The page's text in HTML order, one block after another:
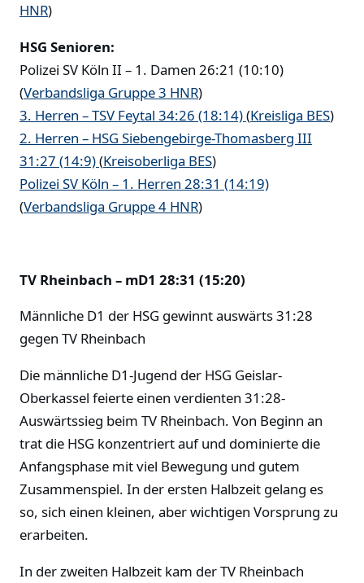
HNR)
HSG Senioren:
Polizei SV Köln II – 1. Damen 26:21 (10:10)
(Verbandsliga Gruppe 3 HNR)
3. Herren – TSV Feytal 34:26 (18:14)(Kreisliga BES)
2. Herren – HSG Siebengebirge-Thomasberg III
31:27 (14:9)(Kreisoberliga BES)
Polizei SV Köln – 1. Herren 28:31 (14:19)
(Verbandsliga Gruppe 4 HNR)
TV Rheinbach – mD1 28:31 (15:20)
Männliche D1 der HSG gewinnt auswärts 31:28
gegen TV Rheinbach
Die männliche D1-Jugend der HSG Geislar-
Oberkassel feierte einen verdienten 31:28-
Auswärtssieg beim TV Rheinbach. Von Beginn an
trat die HSG konzentriert auf und dominierte die
Anfangsphase mit viel Bewegung und gutem
Zusammenspiel. In der ersten Halbzeit gelang es
so, sich einen kleinen, aber wichtigen Vorsprung zu
erarbeiten.
In der zweiten Halbzeit kam der TV Rheinbach